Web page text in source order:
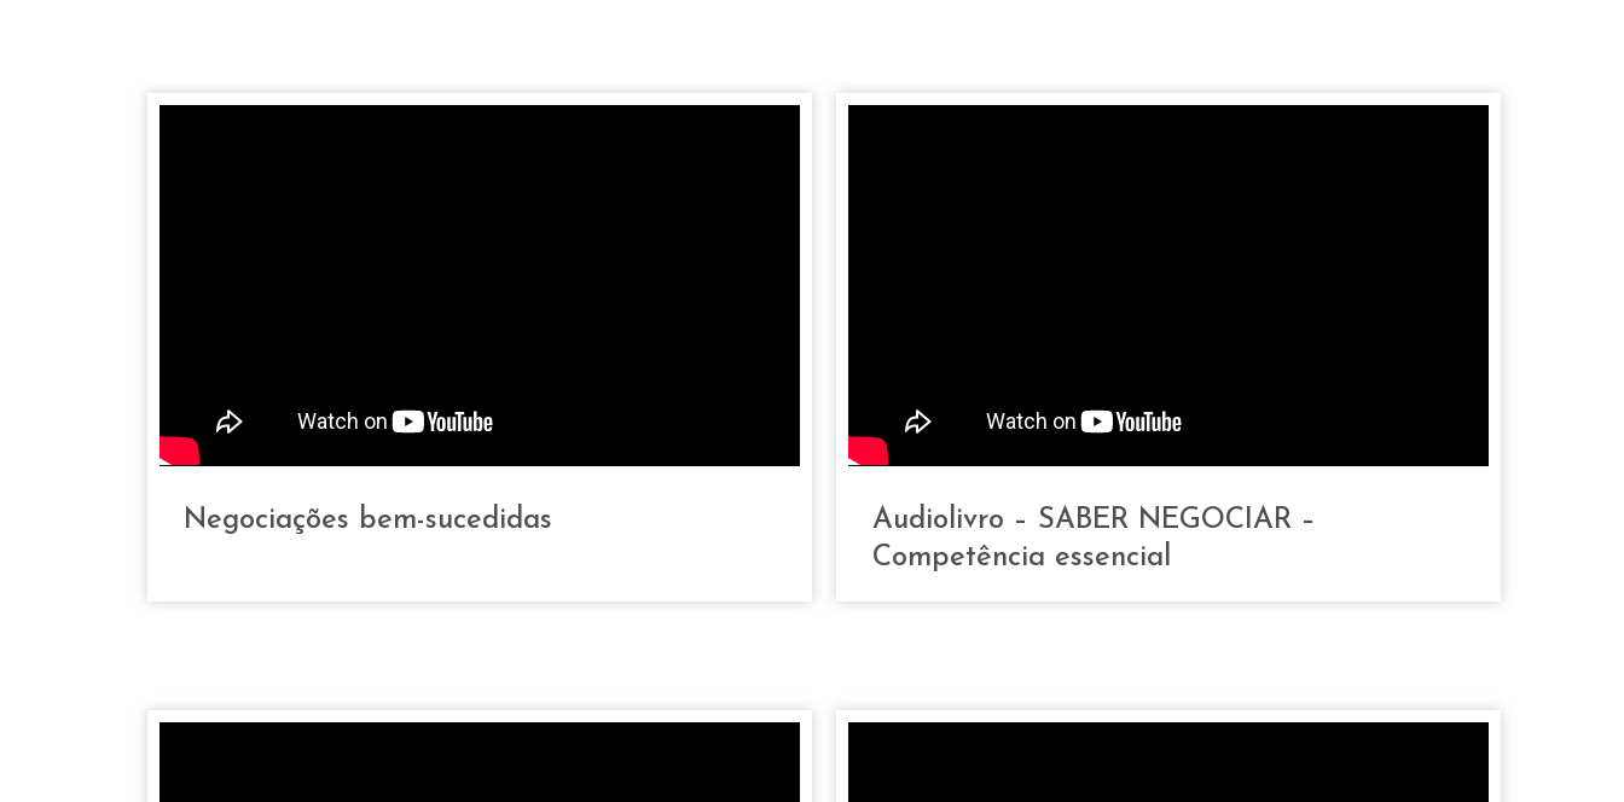
Negociações bem-sucedidas
Audiolivro – SABER NEGOCIAR –
Competência essencial